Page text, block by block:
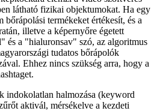
látható fizikai objektumokat. Ha egy
termékeket értékesít, és a
illetve a képernyőre égetett
és a "hialuronsav" szó, az algoritmus
tudatos bőrápolók
Ehhez nincs szükség arra, hogy a
indokolatlan halmozása (keyword
aktivál, mérsékelve a kezdeti